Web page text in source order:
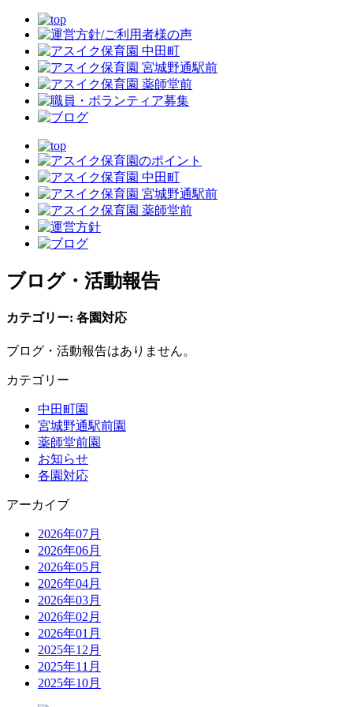
ブログ・活動報告
カテゴリー: 各園対応
ブログ・活動報告はありません。
カテゴリー
中田町園
宮城野通駅前園
薬師堂前園
お知らせ
各園対応
アーカイブ
2026年07月
2026年06月
2026年05月
2026年04月
2026年03月
2026年02月
2026年01月
2025年12月
2025年11月
2025年10月